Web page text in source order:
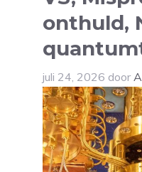
onthuld,
juli 24, 2026 door